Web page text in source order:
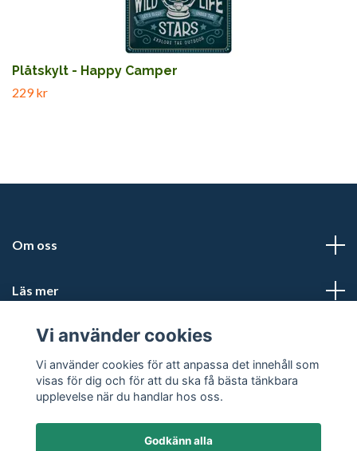
Plåtskylt - Happy Camper
229 kr
Om oss
Läs mer
Sociala medier
Vi använder cookies
Vi använder cookies för att anpassa det innehåll som
visas för dig och för att du ska få bästa tänkbara
upplevelse när du handlar hos oss.
Godkänn alla